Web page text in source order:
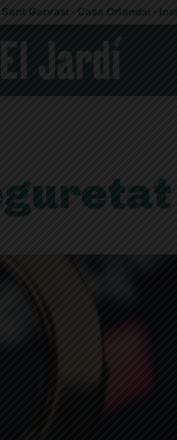
Gervasi · Casa Orlandai ·